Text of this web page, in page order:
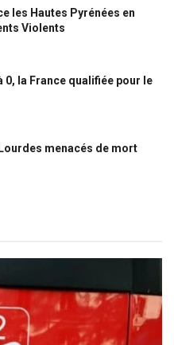
les Hautes Pyrénées en
Violents
0, la France qualifiée pour le
menacés de mort